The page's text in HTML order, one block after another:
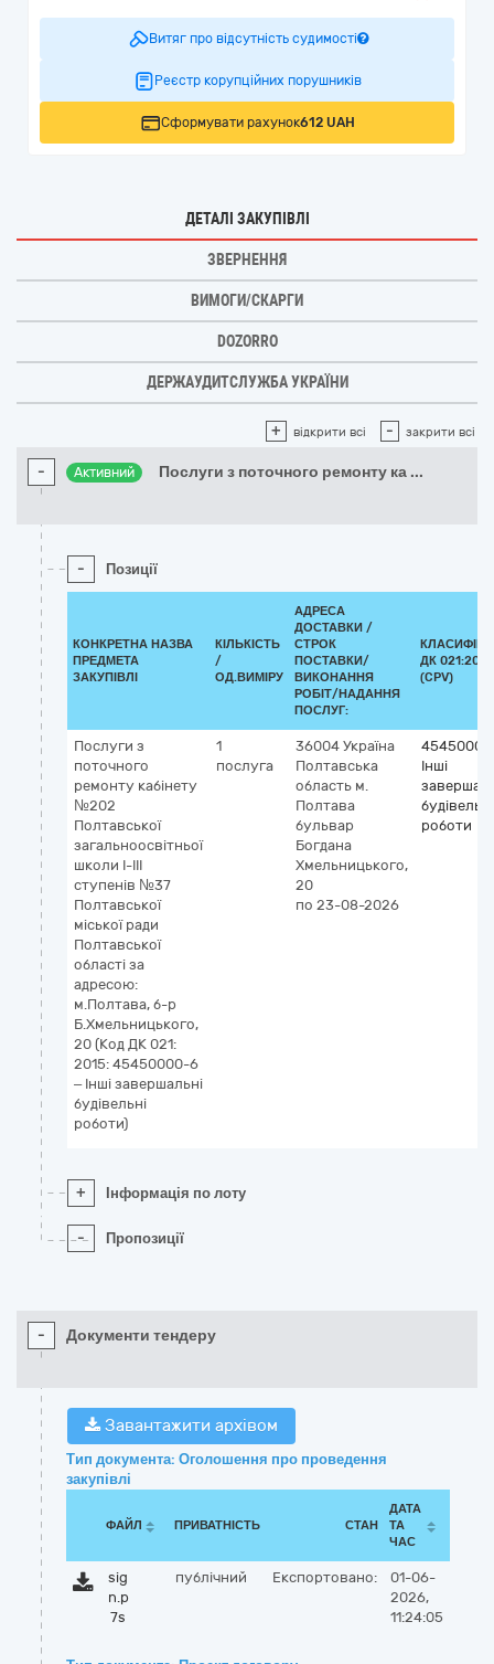
Витяг про відсутність судимості
Реєстр корупційних порушників
Сформувати рахунок612 UAH
ДЕТАЛІ ЗАКУПІВЛІ
ЗВЕРНЕННЯ
ВИМОГИ/СКАРГИ
DOZORRO
ДЕРЖАУДИТСЛУЖБА УКРАЇНИ
+ відкрити всі - закрити всі
- Активний Послуги з поточного ремонту ка ...
- Позиції
КОНКРЕТНА НАЗВА
ПРЕДМЕТА
ЗАКУПІВЛІ
КІЛЬКІСТЬ
/
ОД.ВИМІРУ
АДРЕСА
ДОСТАВКИ /
СТРОК
ПОСТАВКИ/
ВИКОНАННЯ
РОБІТ/НАДАННЯ
ПОСЛУГ:
ДК 021:2015
(CPV)
Послуги з
поточного
ремонту кабінету
№202
Полтавської
загальноосвітньої
школи І-ІІІ
ступенів №37
Полтавської
міської ради
Полтавської
області за
адресою:
м.Полтава, б-р
Б.Хмельницького,
20 (Код ДК 021:
2015: 45450000-6
– Інші завершальні
будівельні
роботи)
1
послуга
36004 Україна
Полтавська
область м.
Полтава
бульвар
Богдана
Хмельницького,
20
по 23-08-2026
Інші
будівельні
роботи
+ Інформація по лоту
- Пропозиції
- Документи тендеру
Завантажити архівом
Тип документа: Оголошення про проведення
закупівлі
ФАЙЛ ПРИВАТНІСТЬ СТАН
ДАТА
ТА
ЧАС
sig
n.p
7s
публічний Експортовано:
01-06-
2026,
11:24:05